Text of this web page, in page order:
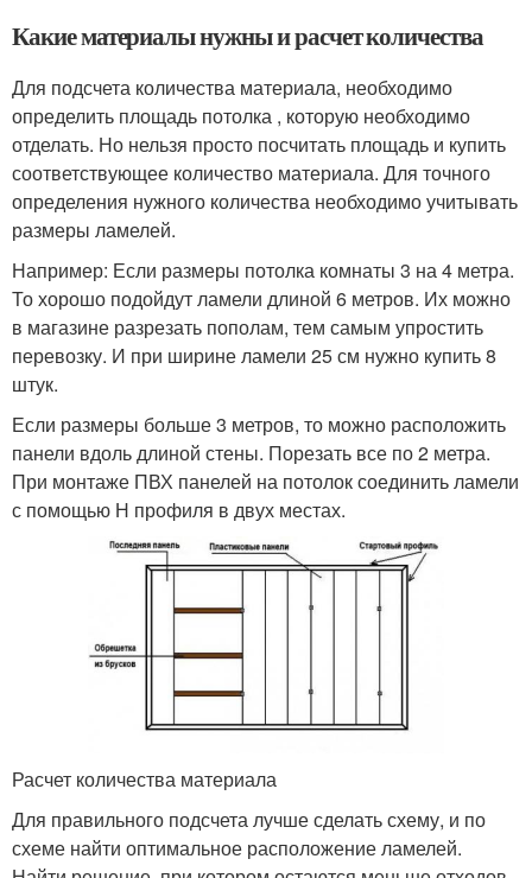
Какие материалы нужны и расчет количества
Для подсчета количества материала, необходимо
определить площадь потолка , которую необходимо
отделать. Но нельзя просто посчитать площадь и купить
соответствующее количество материала. Для точного
определения нужного количества необходимо учитывать
размеры ламелей.
Например: Если размеры потолка комнаты 3 на 4 метра.
То хорошо подойдут ламели длиной 6 метров. Их можно
в магазине разрезать пополам, тем самым упростить
перевозку. И при ширине ламели 25 см нужно купить 8
штук.
Если размеры больше 3 метров, то можно расположить
панели вдоль длиной стены. Порезать все по 2 метра.
При монтаже ПВХ панелей на потолок соединить ламели
с помощью Н профиля в двух местах.
Расчет количества материала
Для правильного подсчета лучше сделать схему, и по
схеме найти оптимальное расположение ламелей.